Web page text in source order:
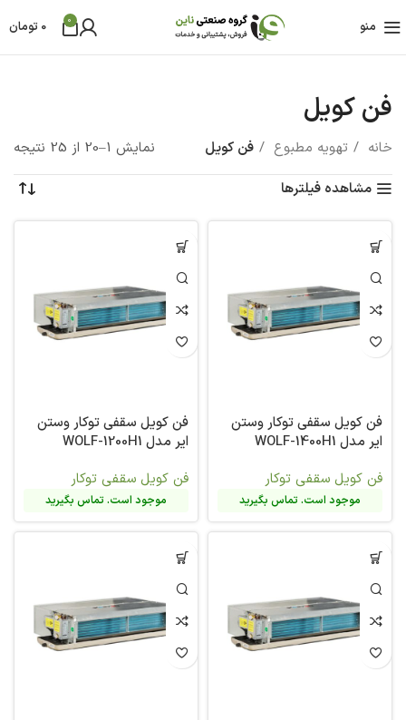
منو 0
0 تومان
فن کویل
خانه تهویه مطبوع فن کویل
نمایش 1–20 از 25 نتیجه
مشاهده فیلترها
فن کویل سقفی توکار وستن
ایر مدل WOLF-1400H1
فن کویل سقفی توکار
موجود است. تماس بگیرید
فن کویل سقفی توکار وستن
ایر مدل WOLF-1200H1
فن کویل سقفی توکار
موجود است. تماس بگیرید